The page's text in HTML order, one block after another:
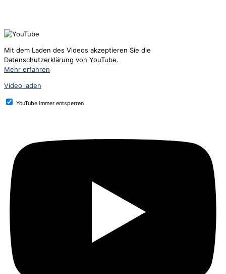
Mit dem Laden des Videos akzeptieren Sie die
Datenschutzerklärung von YouTube.
Mehr erfahren
Video laden
YouTube immer entsperren